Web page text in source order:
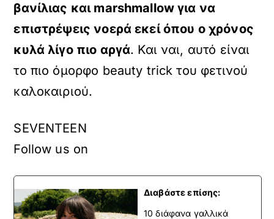
βανίλιας και marshmallow για να
επιστρέψεις νοερά εκεί όπου ο χρόνος
κυλά λίγο πιο αργά. Και ναι, αυτό είναι
το πιο όμορφο beauty trick του φετινού
καλοκαιριού.
Ετικέτες
SEVENTEEN
Follow us on
Διαβάστε επίσης:
10 διάφανα γαλλικά